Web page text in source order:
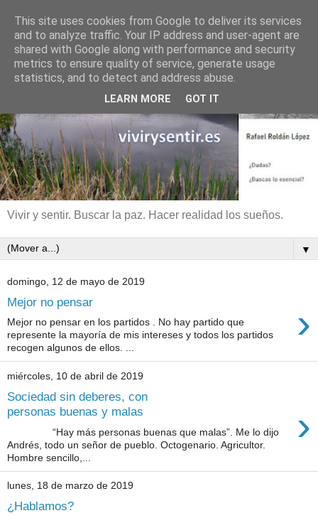
Vivir y sentir. Buscar la paz. Hacer realidad los sueños.
▼
domingo, 12 de mayo de 2019
Mejor no pensar ›
Mejor no pensar en los partidos . No hay partido que
represente la mayoría de mis intereses y todos los partidos
recogen algunos de ellos. ...
miércoles, 10 de abril de 2019
Sociedad sin deberes, con
personas buenas y malas
›
“Hay más personas buenas que malas”. Me lo dijo
Andrés, todo un señor de pueblo. Octogenario. Agricultor.
Hombre sencillo,...
lunes, 18 de marzo de 2019
¿Hablamos?
This site uses cookies from Google to deliver its services
and to analyze traffic. Your IP address and user-agent are
shared with Google along with performance and security
metrics to ensure quality of service, generate usage
statistics, and to detect and address abuse.
LEARN MORE GOT IT